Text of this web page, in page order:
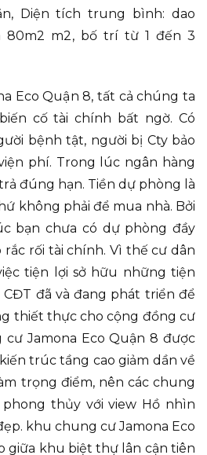
Diện tích trung bình: dao
80m2 m2, bố trí từ 1 đến 3
Eco Quận 8, tất cả chúng ta
cố tài chính bất ngờ. Có
bệnh tật, người bị Cty bảo
phí. Trong lúc ngân hàng
đúng hạn. Tiền dự phòng là
không phải để mua nhà. Bởi
bạn chưa có dự phòng đầy
rắc rối tài chính. Vì thế cư dân
tiện lợi sở hữu những tiện
đã và đang phát triển để
thiết thực cho cộng đồng cư
Jamona Eco Quận 8 được
trúc tầng cao giảm dần về
trọng điểm, nên các chung
thủy với view Hồ nhìn
khu chung cư Jamona Eco
giữa khu biệt thự lân cận tiên